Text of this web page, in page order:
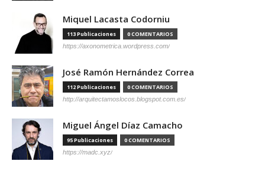
Miquel Lacasta Codorniu
113 Publicaciones 0 COMENTARIOS
https://axonometrica.wordpress.com/
José Ramón Hernández Correa
112 Publicaciones 0 COMENTARIOS
http://arquitectamoslocos.blogspot.com.es/
Miguel Ángel Díaz Camacho
95 Publicaciones 0 COMENTARIOS
https://madc.xyz/